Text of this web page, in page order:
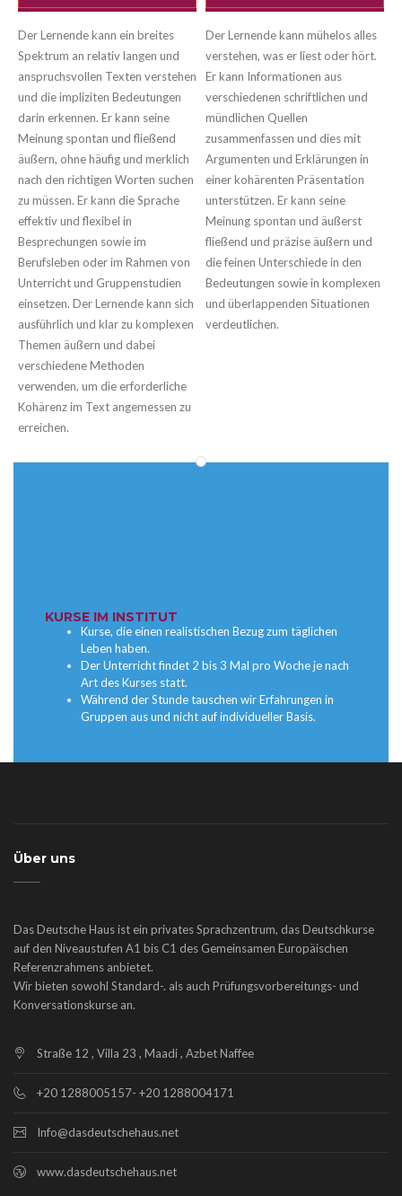
Der Lernende kann ein breites
Spektrum an relativ langen und
anspruchsvollen Texten verstehen
und die impliziten Bedeutungen
darin erkennen. Er kann seine
Meinung spontan und fließend
äußern, ohne häufig und merklich
nach den richtigen Worten suchen
zu müssen. Er kann die Sprache
effektiv und flexibel in
Besprechungen sowie im
Berufsleben oder im Rahmen von
Unterricht und Gruppenstudien
einsetzen. Der Lernende kann sich
ausführlich und klar zu komplexen
Themen äußern und dabei
verschiedene Methoden
verwenden, um die erforderliche
Kohärenz im Text angemessen zu
erreichen.
Der Lernende kann mühelos alles
verstehen, was er liest oder hört.
Er kann Informationen aus
verschiedenen schriftlichen und
mündlichen Quellen
zusammenfassen und dies mit
Argumenten und Erklärungen in
einer kohärenten Präsentation
unterstützen. Er kann seine
Meinung spontan und äußerst
fließend und präzise äußern und
die feinen Unterschiede in den
Bedeutungen sowie in komplexen
und überlappenden Situationen
verdeutlichen.
KURSE IM INSTITUT
Kurse, die einen realistischen Bezug zum täglichen
Leben haben.
Der Unterricht findet 2 bis 3 Mal pro Woche je nach
Art des Kurses statt.
Während der Stunde tauschen wir Erfahrungen in
Gruppen aus und nicht auf individueller Basis.
Über uns
Das Deutsche Haus ist ein privates Sprachzentrum, das Deutschkurse
auf den Niveaustufen A1 bis C1 des Gemeinsamen Europäischen
Referenzrahmens anbietet.
Wir bieten sowohl Standard-. als auch Prüfungsvorbereitungs- und
Konversationskurse an.
Straße 12 , Villa 23 , Maadi , Azbet Naffee
+20 1288005157- +20 1288004171
Info@dasdeutschehaus.net
www.dasdeutschehaus.net